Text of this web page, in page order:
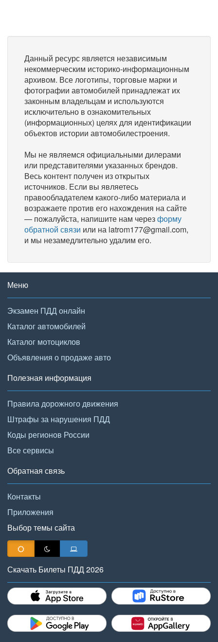
Данный ресурс является независимым
некоммерческим историко-информационным
архивом. Все логотипы, торговые марки и
фотографии автомобилей принадлежат их
законным владельцам и используются
исключительно в ознакомительных
(информационных) целях для идентификации
объектов истории автомобилестроения.
Мы не являемся официальными дилерами
или представителями указанных брендов.
Весь контент получен из открытых
источников. Если вы являетесь
правообладателем какого-либо материала и
возражаете против его нахождения на сайте
— пожалуйста, напишите нам черезформу
обратной связи или на latrom177@gmail.com,
и мы незамедлительно удалим его.
Меню
Экзамен ПДД онлайн
Каталог автомобилей
Каталог мотоциклов
Объявления о продаже авто
Полезная информация
Правила дорожного движения
Штрафы за нарушения ПДД
Коды регионов России
Все сервисы
Обратная связь
Контакты
Приложения
Выбор темы сайта
Скачать Билеты ПДД 2026